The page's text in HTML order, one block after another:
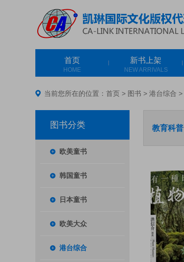
首页
HOME
新书上架
NEW ARRIVALS
当前您所在的位置： 首页 > 图书 > 港台综合 >
图书分类
欧美童书
韩国童书
日本童书
欧美大众
港台综合
教育科普